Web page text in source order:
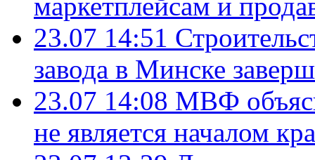
23.07 14:51
завода в Минске
23.07 14:08 МВФ
не является началом